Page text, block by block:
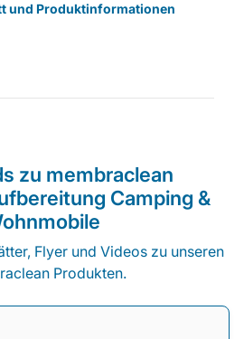
und Produktinformationen
zu membraclean
Camping &
Flyer und Videos zu unseren
Produkten.